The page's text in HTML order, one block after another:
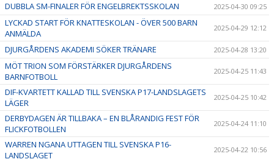
DUBBLA SM-FINALER FÖR ENGELBREKTSSKOLAN 2025-04-30 09:25
LYCKAD START FÖR KNATTESKOLAN - ÖVER 500 BARN
ANMÄLDA
2025-04-29 12:12
DJURGÅRDENS AKADEMI SÖKER TRÄNARE 2025-04-28 13:20
MÖT TRION SOM FÖRSTÄRKER DJURGÅRDENS
BARNFOTBOLL
2025-04-25 11:43
DIF-KVARTETT KALLAD TILL SVENSKA P17-LANDSLAGETS
LÄGER
2025-04-25 10:42
DERBYDAGEN ÄR TILLBAKA – EN BLÅRANDIG FEST FÖR
FLICKFOTBOLLEN
2025-04-24 11:10
WARREN NGANA UTTAGEN TILL SVENSKA P16-
LANDSLAGET
2025-04-22 10:56